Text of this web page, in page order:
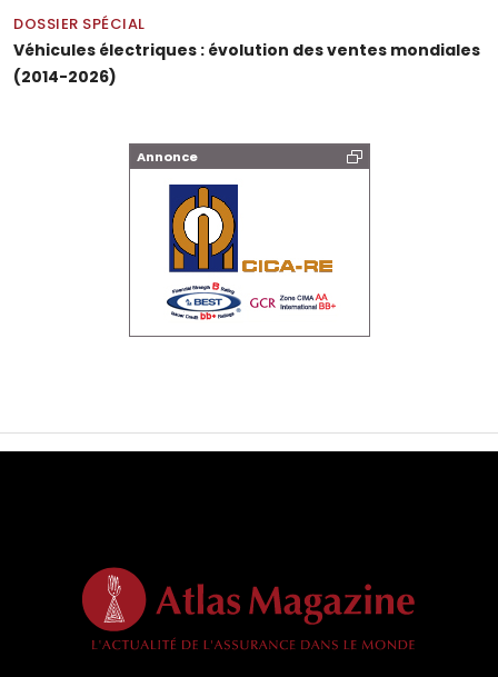
DOSSIER SPÉCIAL
Véhicules électriques : évolution des ventes mondiales
(2014-2026)
Annonce